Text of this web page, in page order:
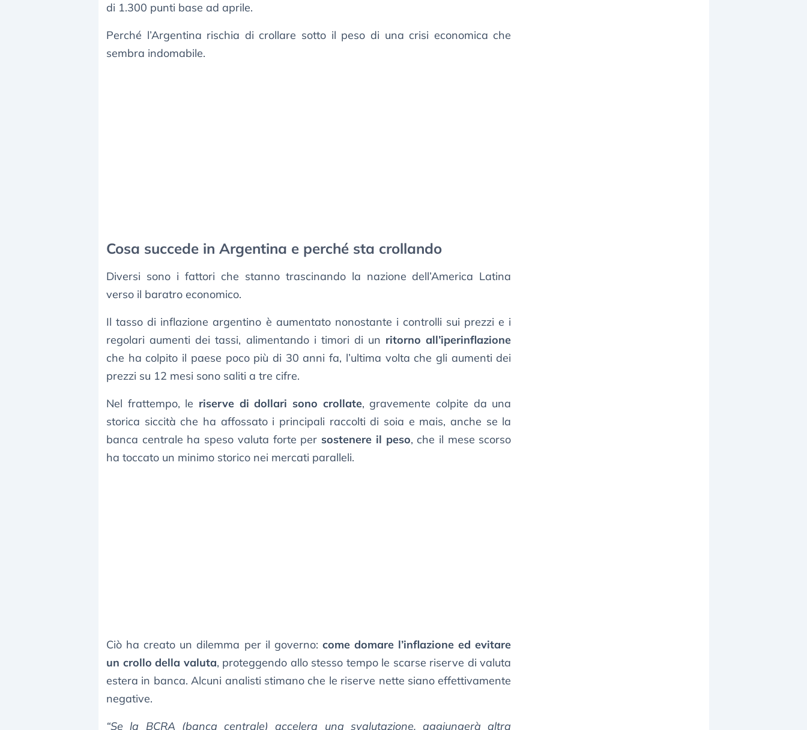
di 1.300 punti base ad aprile.
Perché l’Argentina rischia di crollare sotto il peso di una crisi economica che
sembra indomabile.
Cosa succede in Argentina e perché sta crollando
Diversi sono i fattori che stanno trascinando la nazione dell’America Latina
verso il baratro economico.
Il tasso di inflazione argentino è aumentato nonostante i controlli sui prezzi e i
regolari aumenti dei tassi, alimentando i timori di un ritorno all’iperinflazione
che ha colpito il paese poco più di 30 anni fa, l’ultima volta che gli aumenti dei
prezzi su 12 mesi sono saliti a tre cifre.
Nel frattempo, le riserve di dollari sono crollate, gravemente colpite da una
storica siccità che ha affossato i principali raccolti di soia e mais, anche se la
banca centrale ha speso valuta forte per sostenere il peso, che il mese scorso
ha toccato un minimo storico nei mercati paralleli.
Ciò ha creato un dilemma per il governo: come domare l’inflazione ed evitare
un crollo della valuta, proteggendo allo stesso tempo le scarse riserve di valuta
estera in banca. Alcuni analisti stimano che le riserve nette siano effettivamente
negative.
“Se la BCRA (banca centrale) accelera una svalutazione, aggiungerà altra